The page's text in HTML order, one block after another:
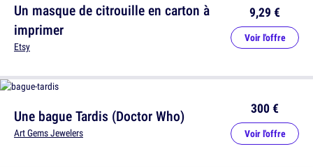
Un masque de citrouille en carton à
imprimer
Etsy
9,29 €
Voir l'offre
Une bague Tardis (Doctor Who)
Art Gems Jewelers
300 €
Voir l'offre